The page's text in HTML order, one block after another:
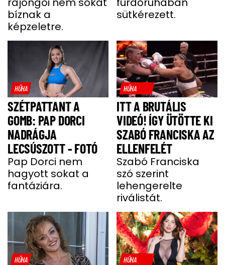
RAJONGÓI
bíznak a
képzeletre.
sütkérezett.
HŰHA
SZÉTPATTANT A
GOMB: PAP DORCI
NADRÁGJA
LECSÚSZOTT - FOTÓ
Pap Dorci nem
hagyott sokat a
fantáziára.
HŰHA
ITT A BRUTÁLIS
VIDEÓ! ÍGY ÜTÖTTE KI
SZABÓ FRANCISKA AZ
ELLENFELÉT
Szabó Franciska
szó szerint
lehengerelte
riválistát.
HŰHA HŰHA